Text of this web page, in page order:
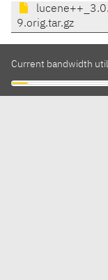
lucene++_3.0.
9.orig.tar.gz
Current bandwidth